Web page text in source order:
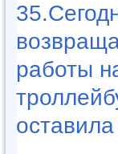
работы
оставила